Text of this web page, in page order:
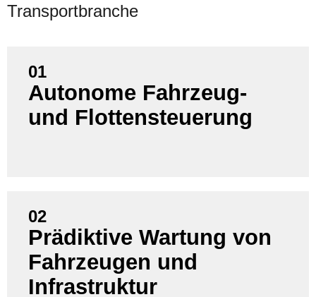
Transportbranche
01
Autonome Fahrzeug-
und Flottensteuerung
Steigern Sie Sicherheit und Effizienz, indem Sie KI
für die autonome Steuerung von Fahrzeugen und
Flotten im Echtzeitverkehr nutzen.
02
Prädiktive Wartung von
Fahrzeugen und
Infrastruktur
Vermeiden Sie Ausfälle, indem Sie Motoren,
Schienen und Signalanlagen per KI kontinuierlich
überwachen und Wartung vorausschauend planen.